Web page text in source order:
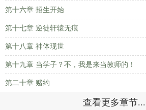
第十六章 招生开始
第十七章 逆徒轩辕无痕
第十八章 神体现世
第十九章 当学子？不，我是来当教师的！
第二十章 赌约
查看更多章节...